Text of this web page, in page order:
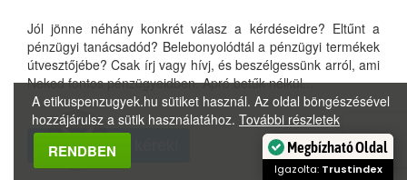
Jól jönne néhány konkrét válasz a kérdéseidre? Eltűnt a
pénzügyi tanácsadód? Belebonyolódtál a pénzügyi termékek
útvesztőjébe? Csak írj vagy hívj, és beszélgessünk arról, ami
Neked fontos pénzügyeidben. Apró betűk nélkül...
Visszahívást kérek!
A etikuspenzugyek.hu sütiket használ. Az oldal böngészésével
hozzájárulsz a sütik használatához. További részletek
RENDBEN Megbízható Oldal
Igazolta: Trustindex